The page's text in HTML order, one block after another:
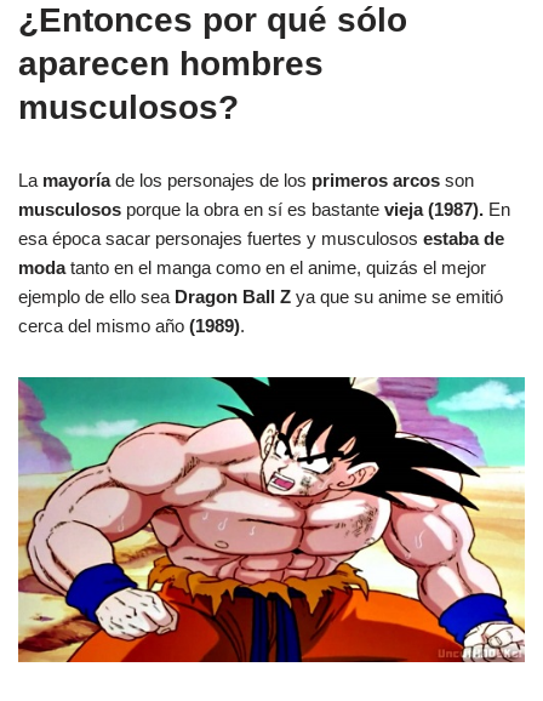
¿Entonces por qué sólo
aparecen hombres
musculosos?
La mayoríade los personajes de los primeros arcos son
musculosos porque la obra en sí es bastante vieja (1987). En
esa época sacar personajes fuertes y musculosos estaba de
modatanto en el manga como en el anime, quizás el mejor
ejemplo de ello sea Dragon Ball Z ya que su anime se emitió
cerca del mismo año (1989).